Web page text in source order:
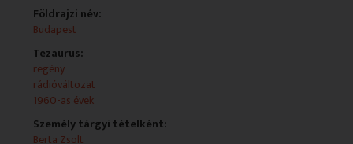
Földrajzi név:
Budapest
Tezaurus:
regény
rádióváltozat
1960-as évek
Személy tárgyi tételként:
Berta Zsolt